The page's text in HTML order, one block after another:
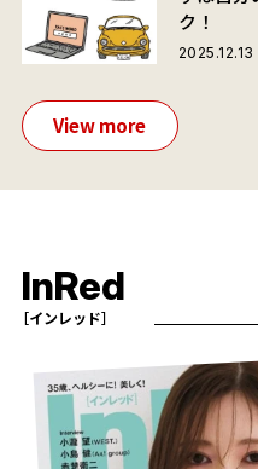
ク！
2025.12.13
View more
InRed
［インレッド］